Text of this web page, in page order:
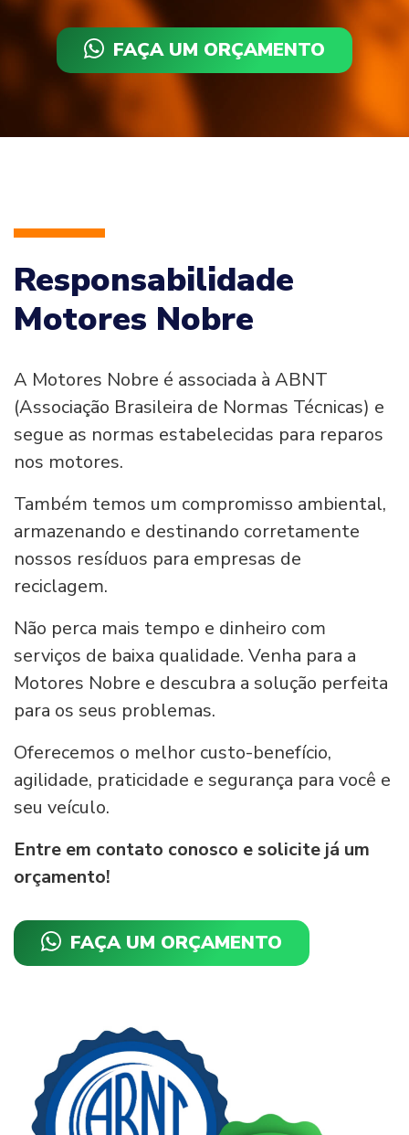
FAÇA UM ORÇAMENTO
Responsabilidade
Motores Nobre
A Motores Nobre é associada à ABNT
(Associação Brasileira de Normas Técnicas) e
segue as normas estabelecidas para reparos
nos motores.
Também temos um compromisso ambiental,
armazenando e destinando corretamente
nossos resíduos para empresas de
reciclagem.
Não perca mais tempo e dinheiro com
serviços de baixa qualidade. Venha para a
Motores Nobre e descubra a solução perfeita
para os seus problemas.
Oferecemos o melhor custo-benefício,
agilidade, praticidade e segurança para você e
seu veículo.
Entre em contato conosco e solicite já um
orçamento!
FAÇA UM ORÇAMENTO